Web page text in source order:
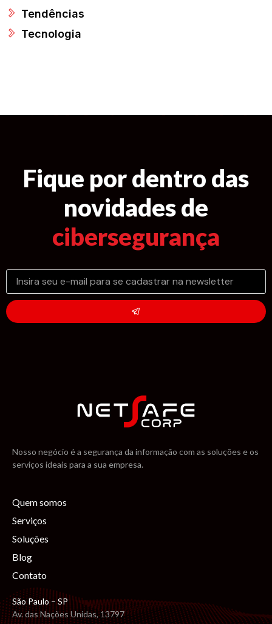
Tendências
Tecnologia
Fique por dentro das
novidades de
cibersegurança
Nosso negócio é a segurança da informação com as soluções e os
serviços ideais para a sua empresa.
Quem somos
Serviços
Soluções
Blog
Contato
São Paulo – SP
Av. das Nações Unidas, 13797